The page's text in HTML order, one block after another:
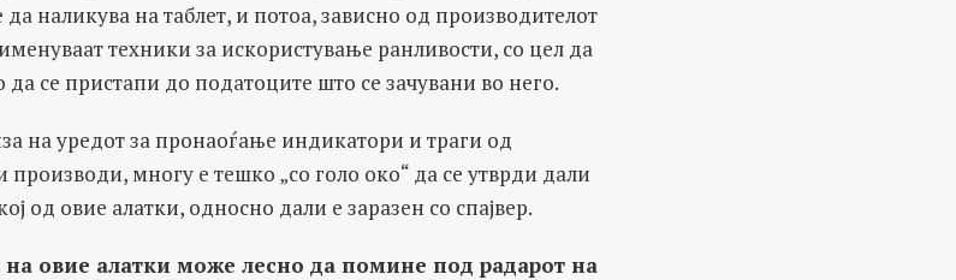
наликува на таблет, и потоа, зависно од производителот
техники за искористување ранливости, со цел да
се пристапи до податоците што се зачувани во него.
на уредот за пронаоѓање индикатори и траги од
производи, многу е тешко „со голо око“ да се утврди дали
од овие алатки, односно дали е заразен со спајвер.
овие алатки може лесно да помине под радарот на